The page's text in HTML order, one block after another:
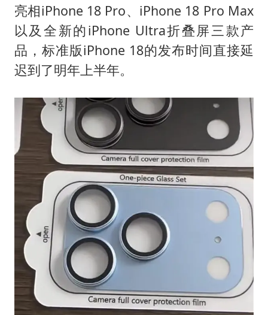
亮相iPhone 18 Pro、iPhone 18 Pro Max
以及全新的iPhone Ultra折叠屏三款产
品，标准版iPhone 18的发布时间直接延
迟到了明年上半年。